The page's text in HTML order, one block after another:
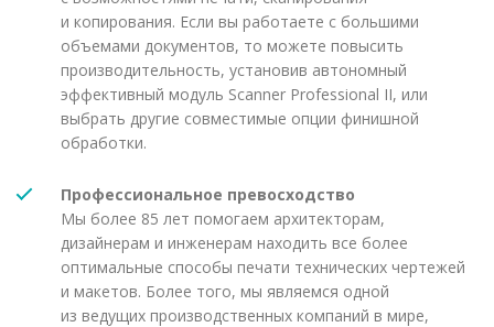
и копирования. Если вы работаете с большими
объемами документов, то можете повысить
производительность, установив автономный
эффективный модуль Scanner Professional II, или
выбрать другие совместимые опции финишной
обработки.
Профессиональное превосходство
Мы более 85 лет помогаем архитекторам,
дизайнерам и инженерам находить все более
оптимальные способы печати технических чертежей
и макетов. Более того, мы являемся одной
из ведущих производственных компаний в мире,